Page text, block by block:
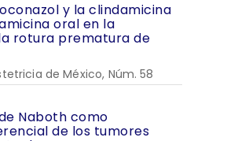
y la clindamicina
oral en la
rotura prematura de
de México, Núm. 58
Naboth como
de los tumores